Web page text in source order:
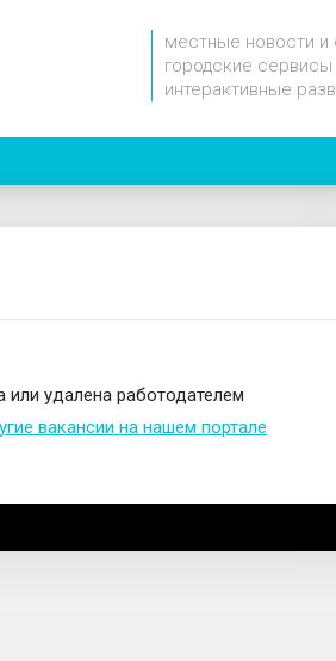
местные новости и
городские сервисы
интерактивные
удалена работодателем
вакансии на нашем портале